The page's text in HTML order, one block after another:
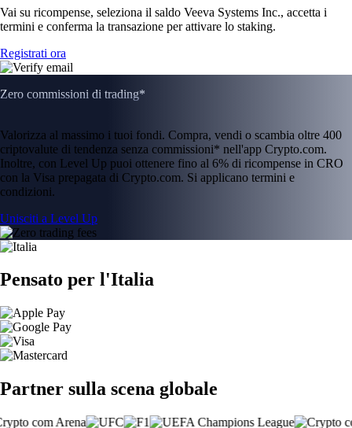
Vai su ricompense, seleziona il saldo Veeva Systems Inc., accetta i
termini e conferma la transazione per attivare lo staking.
Registrati ora
Zero commissioni di trading*
Valorizza al massimo i tuoi fondi. Compra, vendi o scambia oltre 400
criptovalute di tendenza senza commissioni* nell'app Crypto.com.
Inoltre, con Level Up puoi ottenere fino al 6% di ricompense in CRO
con la Visa prepagata di Crypto.com. Si applicano termini e
condizioni.
Unisciti a Level Up
Pensato per l'Italia
Partner sulla scena globale